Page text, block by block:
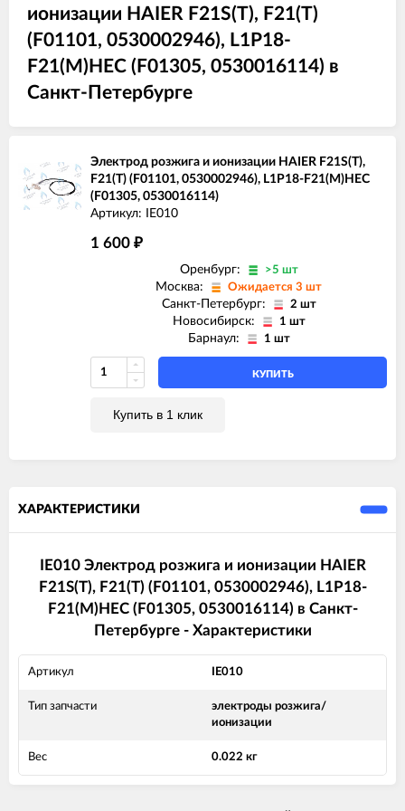
ионизации HAIER F21S(T), F21(T)
(F01101, 0530002946), L1P18-
F21(M)HEC (F01305, 0530016114) в
Санкт-Петербурге
Электрод розжига и ионизации HAIER F21S(T),
F21(T) (F01101, 0530002946), L1P18-F21(M)HEC
(F01305, 0530016114)
Артикул: IE010
1 600 ₽
Оренбург: >5 шт
Москва: Ожидается 3 шт
Санкт-Петербург: 2 шт
Новосибирск: 1 шт
Барнаул: 1 шт
КУПИТЬ
Купить в 1 клик
ХАРАКТЕРИСТИКИ
IE010 Электрод розжига и ионизации HAIER
F21S(T), F21(T) (F01101, 0530002946), L1P18-
F21(M)HEC (F01305, 0530016114) в Санкт-
Петербурге - Характеристики
Артикул IE010
Тип запчасти
электроды розжига/
ионизации
Вес 0.022 кг